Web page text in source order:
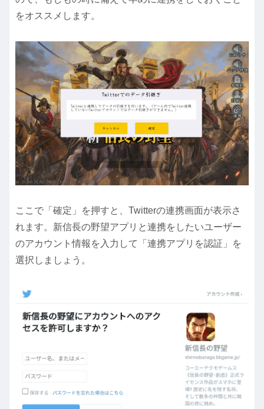
をオススメします。
ここで「確定」を押すと、Twitterの連携画面が表示さ
れます。新信長の野望アプリと連携をしたいユーザー
のアカウント情報を入力して「連携アプリを認証」を
選択しましょう。